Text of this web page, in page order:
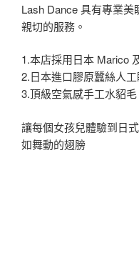
Lash Dance 具有專業
親切的服務。
1.本店採用日本 Marico
2.日本進口膠原蠶絲人
3.頂級空氣感手工水貂毛
讓每個女孩兒體驗到日
如舞動的翅膀